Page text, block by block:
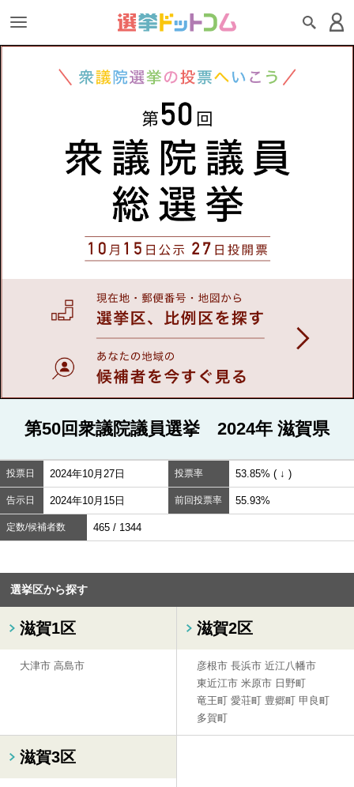
第50回衆議院議員選挙 2024年 滋賀県
投票日 2024年10月27日 投票率 53.85% ( ↓ )
告示日 2024年10月15日 前回投票率 55.93%
定数/候補者数 465 / 1344
選挙区から探す
滋賀1区
大津市 高島市
滋賀2区
彦根市 長浜市 近江八幡市
東近江市 米原市 日野町
竜王町 愛荘町 豊郷町 甲良町
多賀町
滋賀3区